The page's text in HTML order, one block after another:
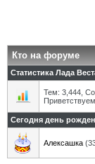
Кто на форуме
Статистика Лада
Тем: 3,444,
Сегодня день
Алексашка